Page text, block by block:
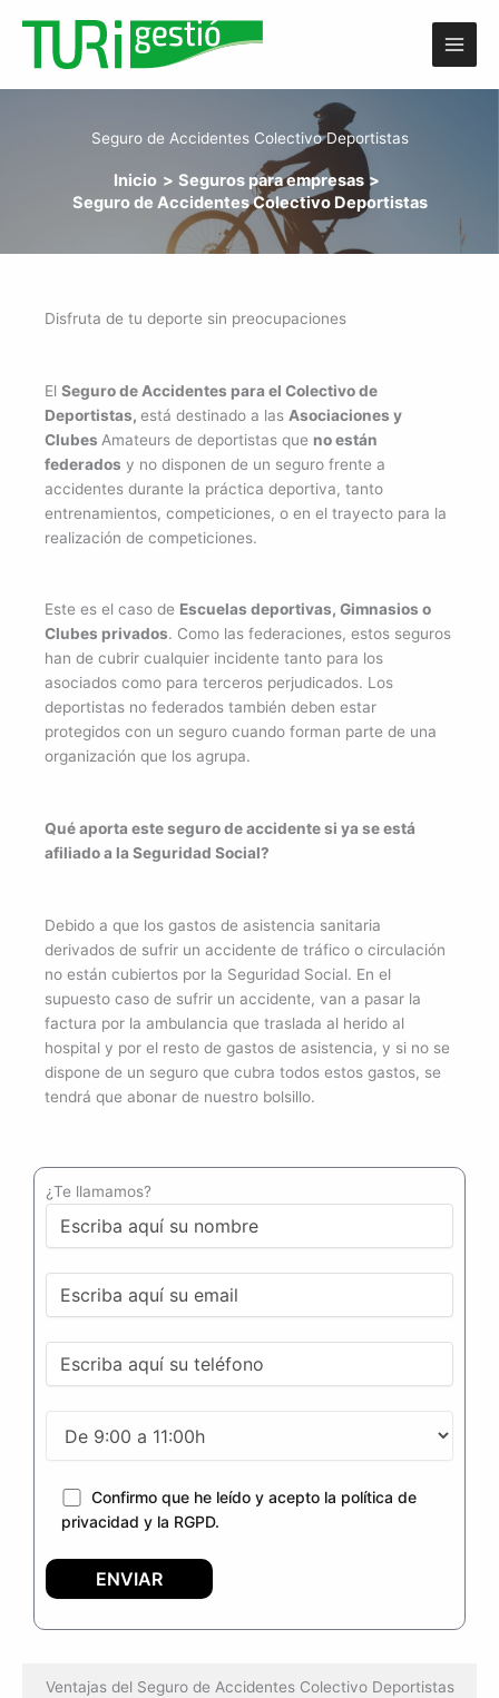
contenido
Seguro de Accidentes Colectivo Deportistas
Inicio
Seguros para empresas
Seguro de Accidentes Colectivo Deportistas
Disfruta de tu deporte sin preocupaciones
El Seguro de Accidentes para el Colectivo de
Deportistas, está destinado a las Asociaciones y
Clubes Amateurs de deportistas que no están
federados y no disponen de un seguro frente a
accidentes durante la práctica deportiva, tanto
entrenamientos, competiciones, o en el trayecto para la
realización de competiciones.
Este es el caso de Escuelas deportivas, Gimnasios o
Clubes privados. Como las federaciones, estos seguros
han de cubrir cualquier incidente tanto para los
asociados como para terceros perjudicados. Los
deportistas no federados también deben estar
protegidos con un seguro cuando forman parte de una
organización que los agrupa.
Qué aporta este seguro de accidente si ya se está
afiliado a la Seguridad Social?
Debido a que los gastos de asistencia sanitaria
derivados de sufrir un accidente de tráfico o circulación
no están cubiertos por la Seguridad Social. En el
supuesto caso de sufrir un accidente, van a pasar la
factura por la ambulancia que traslada al herido al
hospital y por el resto de gastos de asistencia, y si no se
dispone de un seguro que cubra todos estos gastos, se
tendrá que abonar de nuestro bolsillo.
¿Te llamamos?
Confirmo que he leído y acepto la política de
privacidad y la RGPD.
Ventajas del Seguro de Accidentes Colectivo Deportistas